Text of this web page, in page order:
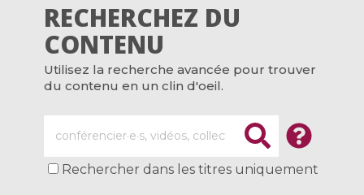
RECHERCHEZ DU
CONTENU
Utilisez la recherche avancée pour trouver
du contenu en un clin d'oeil.
Rechercher dans les titres uniquement